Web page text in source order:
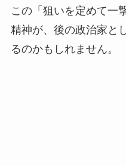
この「狙いを定めて一
精神が、後の政治家と
るのかもしれません。